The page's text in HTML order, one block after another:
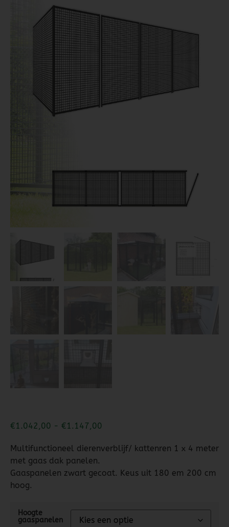
Dierenverblijven
Gaas&Beugels
Diversen
Sale
€1.042,00 - €1.147,00
Multifunctioneel dierenverblijf/ kattenren 1 x 4 meter
met gaas dak panelen.
Gaaspanelen zwart gecoat. Keus uit 180 em 200 cm
hoog.
Hoogte
gaaspanelen